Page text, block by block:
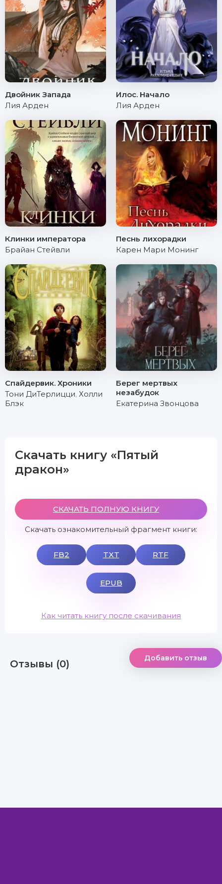
Двойник Запада
Лия Арден
Илос. Начало
Лия Арден
Клинки императора
Брайан Стейвли
Песнь лихорадки
Карен Мари Монинг
Спайдервик. Хроники
Тони ДиТерлицци, Холли
Блэк
Берег мертвых
незабудок
Екатерина Звонцова
Скачать книгу «Пятый
дракон»
СКАЧАТЬ ПОЛНУЮ КНИГУ
Скачать ознакомительный фрагмент книги:
FB2 TXT RTF
EPUB
Как читать книгу после скачивания
Отзывы (0) Добавить отзыв